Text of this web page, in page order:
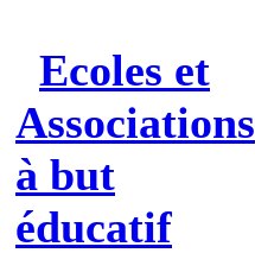
Ecoles et
Associations
à but
éducatif